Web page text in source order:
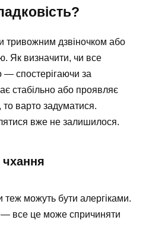
тривожним дзвіночком або
Як визначити, чи все
— спостерігаючи за
стабільно або проявляє
то варто задуматися.
вже не залишилося.
теж можуть бути алергіками.
все це може спричиняти